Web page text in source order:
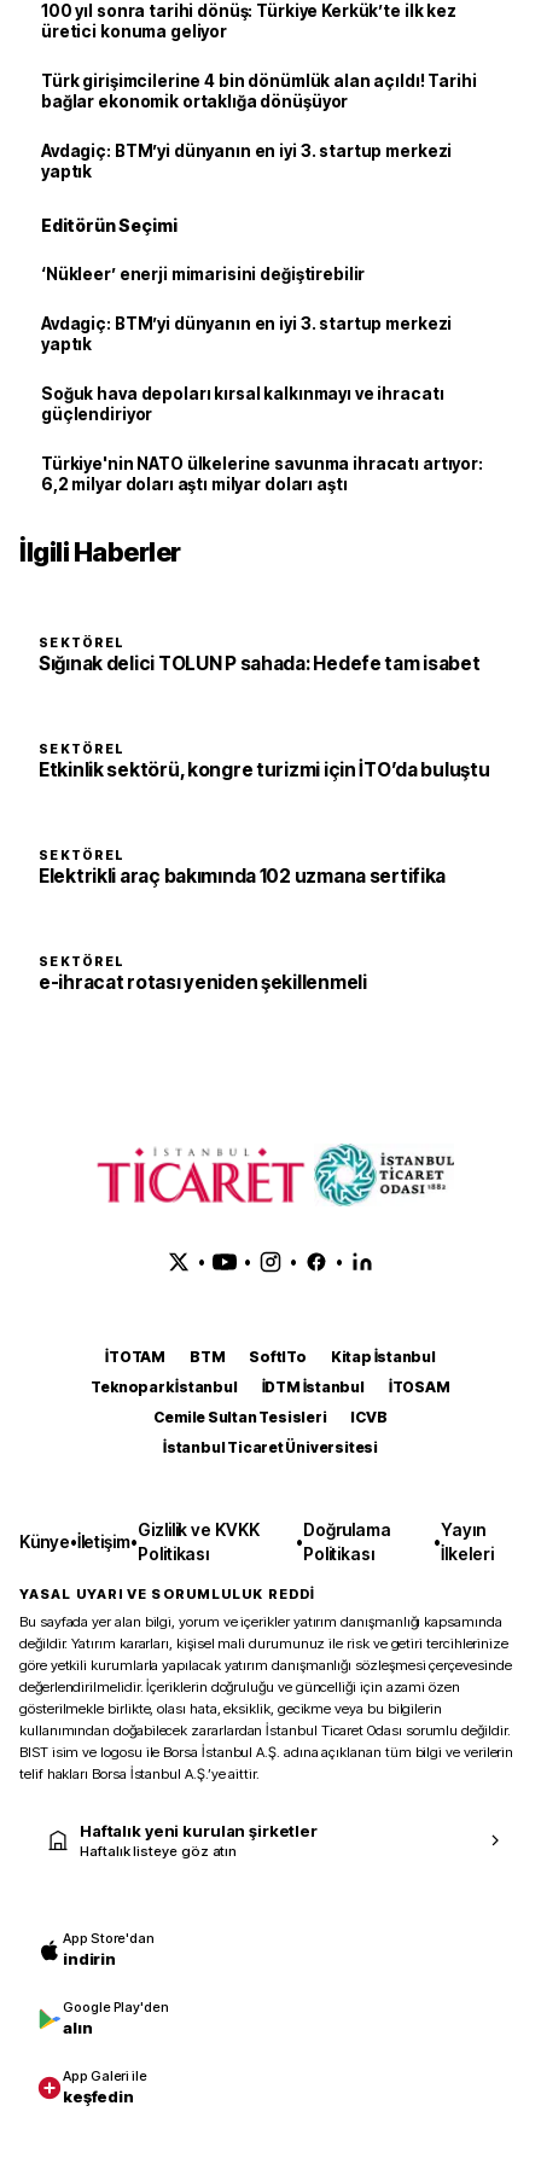
100 yıl sonra tarihi dönüş: Türkiye Kerkük’te ilk kez
üretici konuma geliyor
Türk girişimcilerine 4 bin dönümlük alan açıldı! Tarihi
bağlar ekonomik ortaklığa dönüşüyor
Avdagiç: BTM’yi dünyanın en iyi 3. startup merkezi
yaptık
Editörün Seçimi
‘Nükleer’ enerji mimarisini değiştirebilir
Avdagiç: BTM’yi dünyanın en iyi 3. startup merkezi
yaptık
Soğuk hava depoları kırsal kalkınmayı ve ihracatı
güçlendiriyor
Türkiye'nin NATO ülkelerine savunma ihracatı artıyor:
6,2 milyar doları aştı milyar doları aştı
İlgili Haberler
SEKTÖREL
Sığınak delici TOLUN P sahada: Hedefe tam isabet
SEKTÖREL
Etkinlik sektörü, kongre turizmi için İTO’da buluştu
SEKTÖREL
Elektrikli araç bakımında 102 uzmana sertifika
SEKTÖREL
e-ihracat rotası yeniden şekillenmeli
• • • •
İTOTAM BTM SoftITo
Kitap İstanbul
Teknopark İstanbul
İDTM İstanbul
İTOSAM
Cemile Sultan Tesisleri
ICVB
İstanbul Ticaret Üniversitesi
Künye•İletişim•
Gizlilik ve KVKK
Politikası
•
Doğrulama
Politikası
•
Yayın
İlkeleri
YASAL UYARI VE SORUMLULUK REDDİ
Bu sayfada yer alan bilgi, yorum ve içerikler yatırım danışmanlığı kapsamında
değildir. Yatırım kararları, kişisel mali durumunuz ile risk ve getiri tercihlerinize
göre yetkili kurumlarla yapılacak yatırım danışmanlığı sözleşmesi çerçevesinde
değerlendirilmelidir. İçeriklerin doğruluğu ve güncelliği için azami özen
gösterilmekle birlikte, olası hata, eksiklik, gecikme veya bu bilgilerin
kullanımından doğabilecek zararlardan İstanbul Ticaret Odası sorumlu değildir.
BIST isim ve logosu ile Borsa İstanbul A.Ş. adına açıklanan tüm bilgi ve verilerin
telif hakları Borsa İstanbul A.Ş.’ye aittir.
Haftalık yeni kurulan şirketler
Haftalık listeye göz atın
App Store'dan
indirin
Google Play'den
alın
App Galeri ile
keşfedin